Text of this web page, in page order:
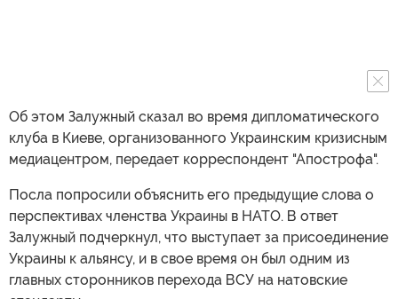
Об этом Залужный сказал во время дипломатического
клуба в Киеве, организованного Украинским кризисным
медиацентром, передает корреспондент "Апострофа".
Посла попросили объяснить его предыдущие слова о
перспективах членства Украины в НАТО. В ответ
Залужный подчеркнул, что выступает за присоединение
Украины к альянсу, и в свое время он был одним из
главных сторонников перехода ВСУ на натовские